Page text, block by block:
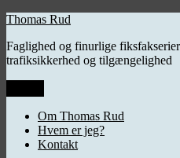
Videre
indhold
Thomas Rud
Faglighed og finurlige
trafiksikkerhed og tilgængelighed
Om Thomas Rud
Hvem er jeg?
Kontakt